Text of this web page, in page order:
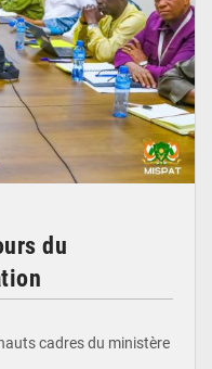
du
cadres du ministère